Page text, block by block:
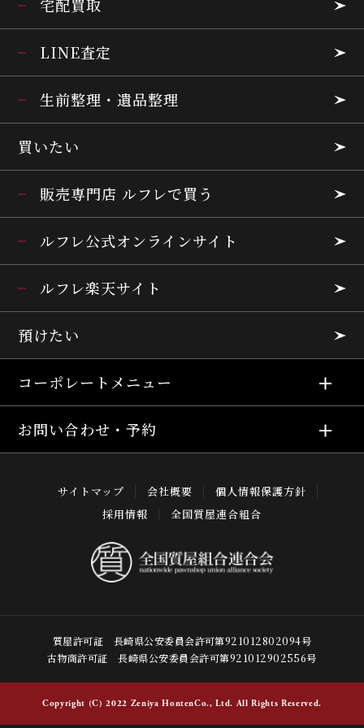
宅配買取
LINE査定
生前整理・遺品整理
買いたい
販売専門店 ルフレで買う
ルフレ公式オンラインサイト
ルフレ楽天サイト
預けたい
コーポレートメニュー
お問い合わせ・予約
サイトマップ 会社概要
個人情報保護方針
採用情報
全国質屋連合組合
質屋許可証 長崎県公安委員会許可第921012802094号
古物商許可証 長崎県公安委員会許可第921012902556号
Copyright (C) 2022 Zeniya HontenCo., Ltd. All Rights Reserved.